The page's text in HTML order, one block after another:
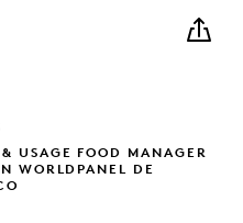
USAGE FOOD MANAGER
WORLDPANEL DE